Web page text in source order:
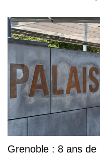
Grenoble : 8 ans de